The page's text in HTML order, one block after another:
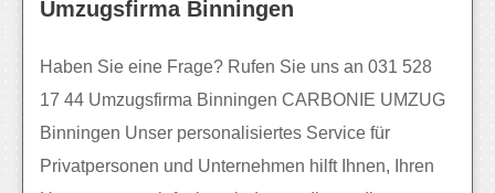
Umzugsfirma Binningen
Haben Sie eine Frage? Rufen Sie uns an 031 528
17 44 Umzugsfirma Binningen CARBONIE UMZUG
Binningen Unser personalisiertes Service für
Privatpersonen und Unternehmen hilft Ihnen, Ihren